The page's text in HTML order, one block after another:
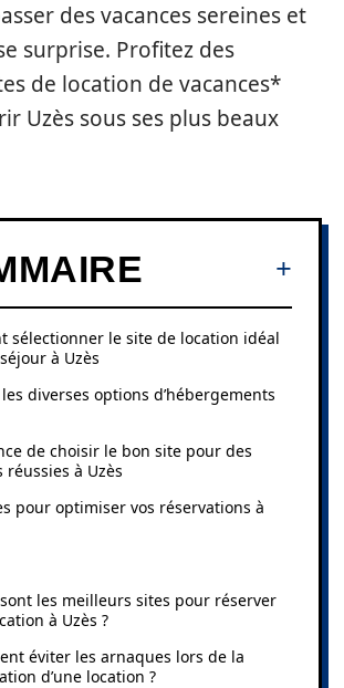
des vacances sereines et
surprise. Profitez des
de location de vacances*
Uzès sous ses plus beaux
sélectionner le site de location idéal
à Uzès
diverses options d’hébergements
de choisir le bon site pour des
réussies à Uzès
pour optimiser vos réservations à
les meilleurs sites pour réserver
à Uzès ?
éviter les arnaques lors de la
d’une location ?